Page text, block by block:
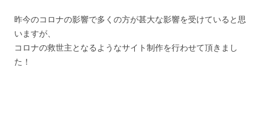
昨今のコロナの影響で多くの方が甚大な影響を受けていると思
いますが、
コロナの救世主となるようなサイト制作を行わせて頂きまし
た！